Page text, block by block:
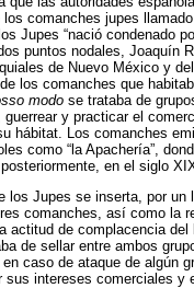
comanches jupes
Jupes “nació condenado
puntos nodales, Joaquín
de Nuevo México y
los comanches que
modo se trataba de
y practicar el
hábitat. Los comanches
como “la Apachería”,
en el siglo
Jupes se inserta, por un
comanches, así como la
actitud de complacencia del
de sellar entre ambos
caso de ataque de algún
intereses comerciales y